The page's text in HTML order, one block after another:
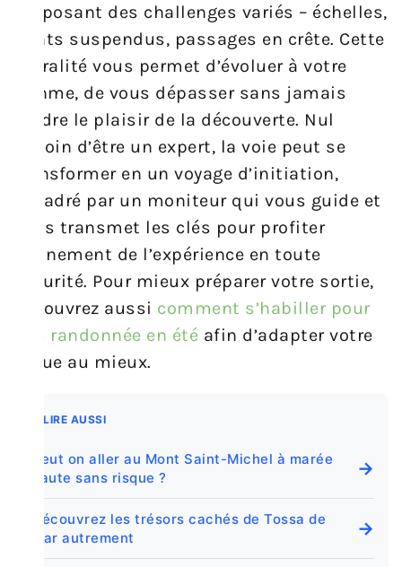
proposant des challenges variés – échelles,
ponts suspendus, passages en crête. Cette
pluralité vous permet d’évoluer à votre
rythme, de vous dépasser sans jamais
perdre le plaisir de la découverte. Nul
besoin d’être un expert, la voie peut se
transformer en un voyage d’initiation,
encadré par un moniteur qui vous guide et
vous transmet les clés pour profiter
pleinement de l’expérience en toute
sécurité. Pour mieux préparer votre sortie,
découvrez aussi comment s’habiller pour
une randonnée en été afin d’adapter votre
tenue au mieux.
A LIRE AUSSI
Peut on aller au Mont Saint-Michel à marée
haute sans risque ?
→
Découvrez les trésors cachés de Tossa de
Mar autrement
→